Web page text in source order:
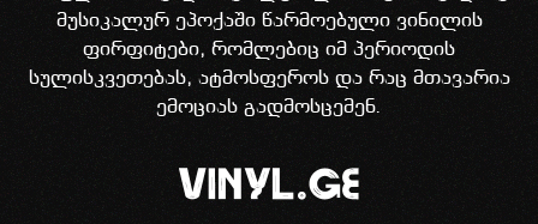
მუსიკალურ ეპოქაში წარმოებული ვინილის
ფირფიტები, რომლებიც იმ პერიოდის
სულისკვეთებას, ატმოსფეროს და რაც მთავარია
ემოციას გადმოსცემენ.